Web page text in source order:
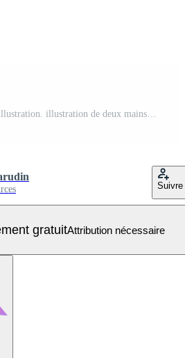
poignée de main accord illustration. illustration de deux mains symbolisant Partenariat, confiance, et mutuel respect. Vecteur Gratuit
Suivre
gratuitAttribution nécessaire